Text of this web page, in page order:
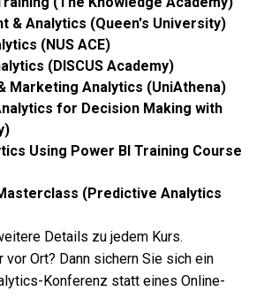
& Analytics (Queen's University)
(NUS ACE)
(DISCUS Academy)
Marketing Analytics (UniAthena)
for Decision Making with
Using Power BI Training Course
(Predictive Analytics
Details zu jedem Kurs.
vor Ort? Dann sichern Sie sich ein
Konferenz statt eines Online-